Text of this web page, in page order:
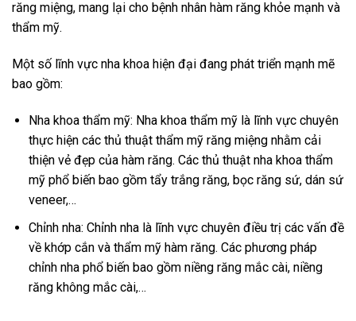
răng miệng, mang lại cho bệnh nhân hàm răng khỏe mạnh và
thẩm mỹ.
Một số lĩnh vực nha khoa hiện đại đang phát triển mạnh mẽ
bao gồm:
Nha khoa thẩm mỹ: Nha khoa thẩm mỹ là lĩnh vực chuyên
thực hiện các thủ thuật thẩm mỹ răng miệng nhằm cải
thiện vẻ đẹp của hàm răng. Các thủ thuật nha khoa thẩm
mỹ phổ biến bao gồm tẩy trắng răng, bọc răng sứ, dán sứ
veneer,…
Chỉnh nha: Chỉnh nha là lĩnh vực chuyên điều trị các vấn đề
về khớp cắn và thẩm mỹ hàm răng. Các phương pháp
chỉnh nha phổ biến bao gồm niềng răng mắc cài, niềng
răng không mắc cài,…